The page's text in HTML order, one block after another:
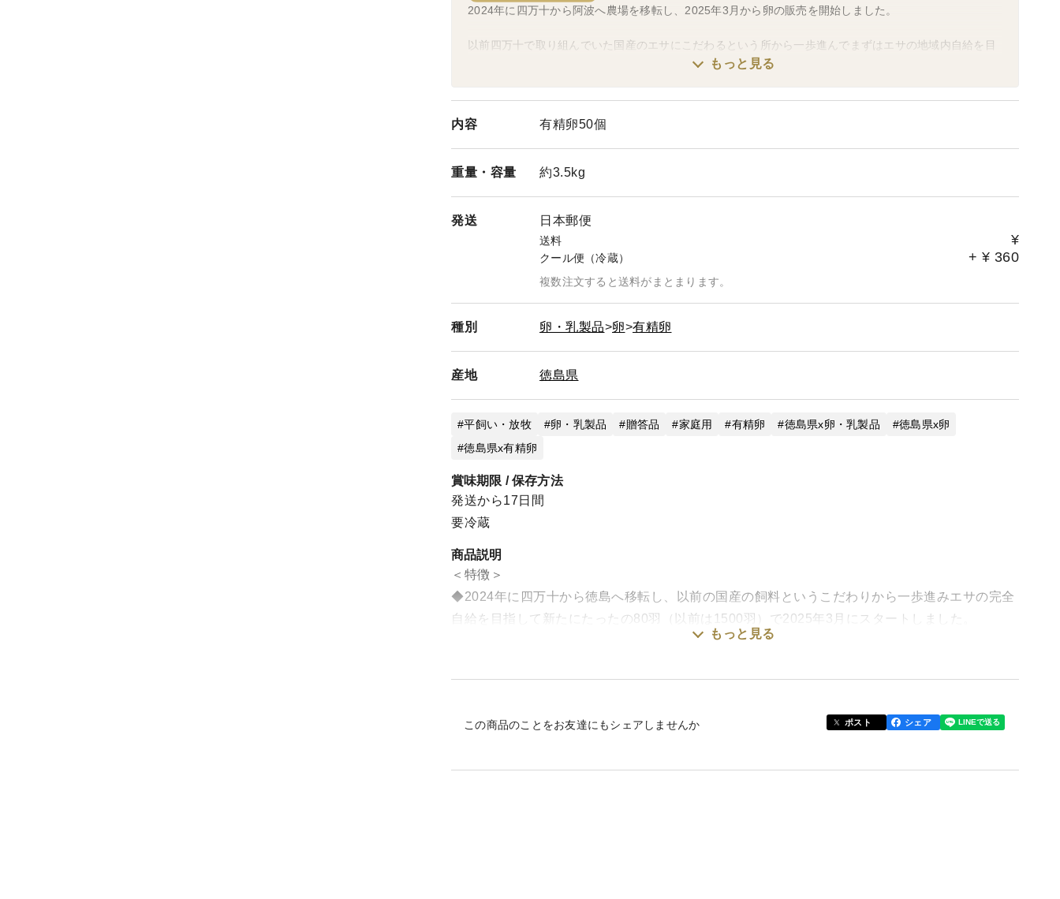
2024年に四万十から阿波へ農場を移転し、2025年3月から卵の販売を開始しました。
以前四万十で取り組んでいた国産のエサにこだわるという所から一歩進んでまずはエサの地域内自給を目
指し、その後完全自給を目指し新天地阿波で新たに挑戦しております。
もっと見る
内容 有精卵50個
重量・ 容量 約3.5kg
発送 日本郵便
送料 ¥
クール便（冷蔵） + ¥ 360
複数注文すると送料がまとまります。
種別 卵・乳製品 卵 有精卵
産地 徳島県
平飼い・放牧 卵・乳製品 贈答品 家庭用 有精卵 徳島県x卵・乳製品
徳島県x卵
徳島県x有精卵
賞味期限 / 保存方法
発送から17日間
要冷蔵
商品説明
＜特徴＞
◆2024年に四万十から徳島へ移転し、以前の国産の飼料というこだわりから一歩進みエサの完全
自給を目指して新たにたったの80羽（以前は1500羽）で2025年3月にスタートしました。
※鮮度が高いためゆで卵にする時は1週間以上冷蔵庫で保管してからゆでないと殻がむきづらいで
もっと見る
この商品のことをお友達にもシェアしませんか ポスト シェア